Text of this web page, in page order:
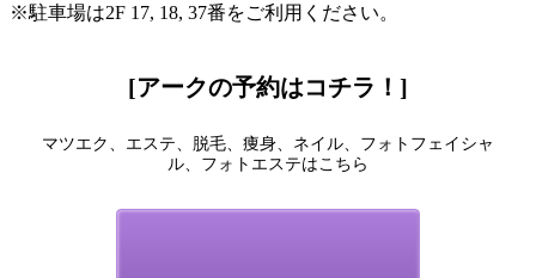
※駐車場は2F 17, 18, 37番をご利用ください。
[アークの予約はコチラ！]
マツエク、エステ、脱毛、痩身、ネイル、フォトフェイシャ
ル、フォトエステはこちら